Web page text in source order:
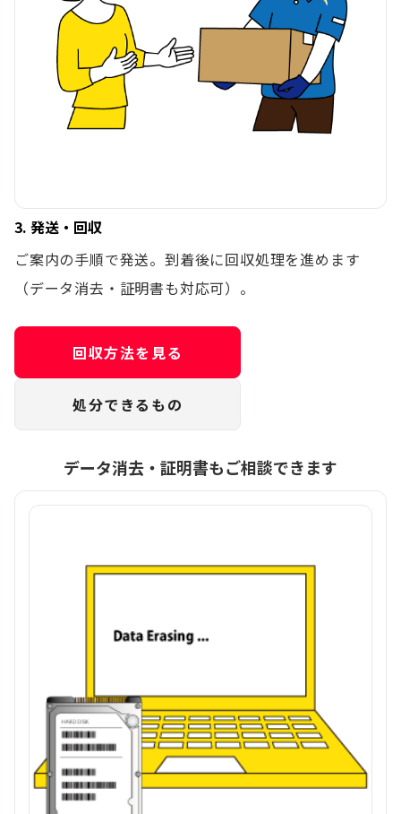
3. 発送・回収
ご案内の手順で発送。到着後に回収処理を進めます
（データ消去・証明書も対応可）。
回収方法を見る
処分できるもの
データ消去・証明書もご相談できます